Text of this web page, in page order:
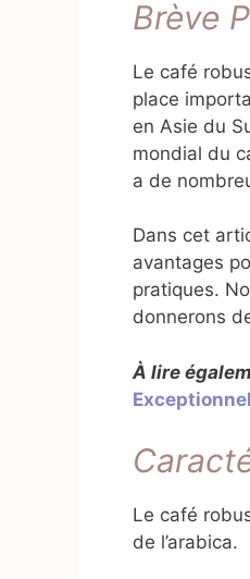
Brève
Le café
place
en Asie du
mondial du
a de
Dans cet
avantages
pratiques.
donnerons
À lire
Le café
de l’arabica.